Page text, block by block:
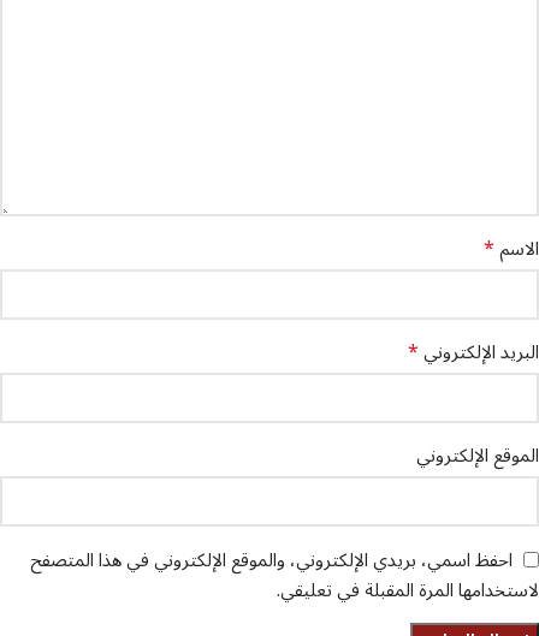
الاسم*
البريد الإلكتروني*
الموقع الإلكتروني
احفظ اسمي، بريدي الإلكتروني، والموقع الإلكتروني في هذا المتصفح
لاستخدامها المرة المقبلة في تعليقي.